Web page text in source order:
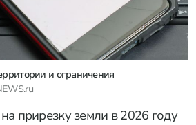
и ограничения
прирезку земли в 2026 году